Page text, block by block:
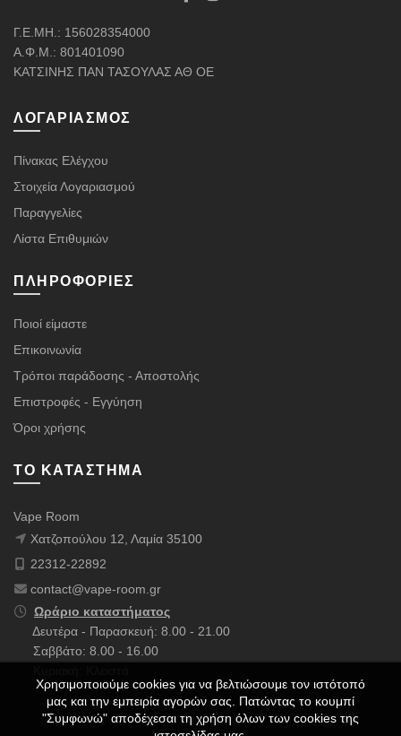
Γ.Ε.ΜΗ.: 156028354000
Α.Φ.Μ.: 801401090
ΚΑΤΣΙΝΗΣ ΠΑΝ ΤΑΣΟΥΛΑΣ ΑΘ ΟΕ
ΛΟΓΑΡΙΑΣΜΌΣ
Πίνακας Ελέγχου
Στοιχεία Λογαριασμού
Παραγγελίες
Λίστα Επιθυμιών
ΠΛΗΡΟΦΟΡΊΕΣ
Ποιοί είμαστε
Επικοινωνία
Τρόποι παράδοσης - Αποστολής
Επιστροφές - Εγγύηση
Όροι χρήσης
ΤΟ ΚΑΤΆΣΤΗΜΑ
Vape Room
Χατζοπούλου 12, Λαμία 35100
22312-22892
contact@vape-room.gr
Ωράριο καταστήματος
Δευτέρα - Παρασκευή: 8.00 - 21.00
Σαββάτο: 8.00 - 16.00
Χρησιμοποιούμε cookies για να βελτιώσουμε τον ιστότοπό
μας και την εμπειρία αγορών σας. Πατώντας το κουμπί
"Συμφωνώ" αποδέχεσαι τη χρήση όλων των cookies της